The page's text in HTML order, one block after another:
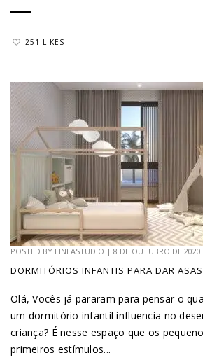
251 LIKES
POSTED BY LINEASTUDIO | 8 DE OUTUBRO DE 2020
DORMITÓRIOS INFANTIS PARA DAR
Olá, Vocês já pararam para pensar o
um dormitório infantil influencia no
criança? É nesse espaço que os
primeiros estímulos...